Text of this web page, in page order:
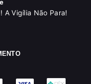
A Vigília Não Para!